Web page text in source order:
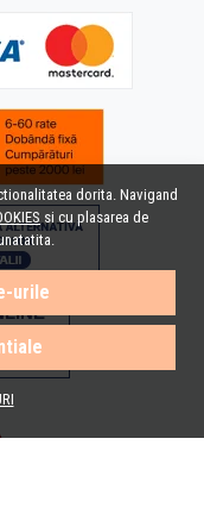
dorita. Navigand
si cu plasarea de
urile